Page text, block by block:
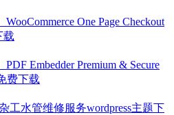
WooCommerce One Page Checkout
载
PDF Embedder Premium & Secure
费下载
工水管维修服务wordpress主题下